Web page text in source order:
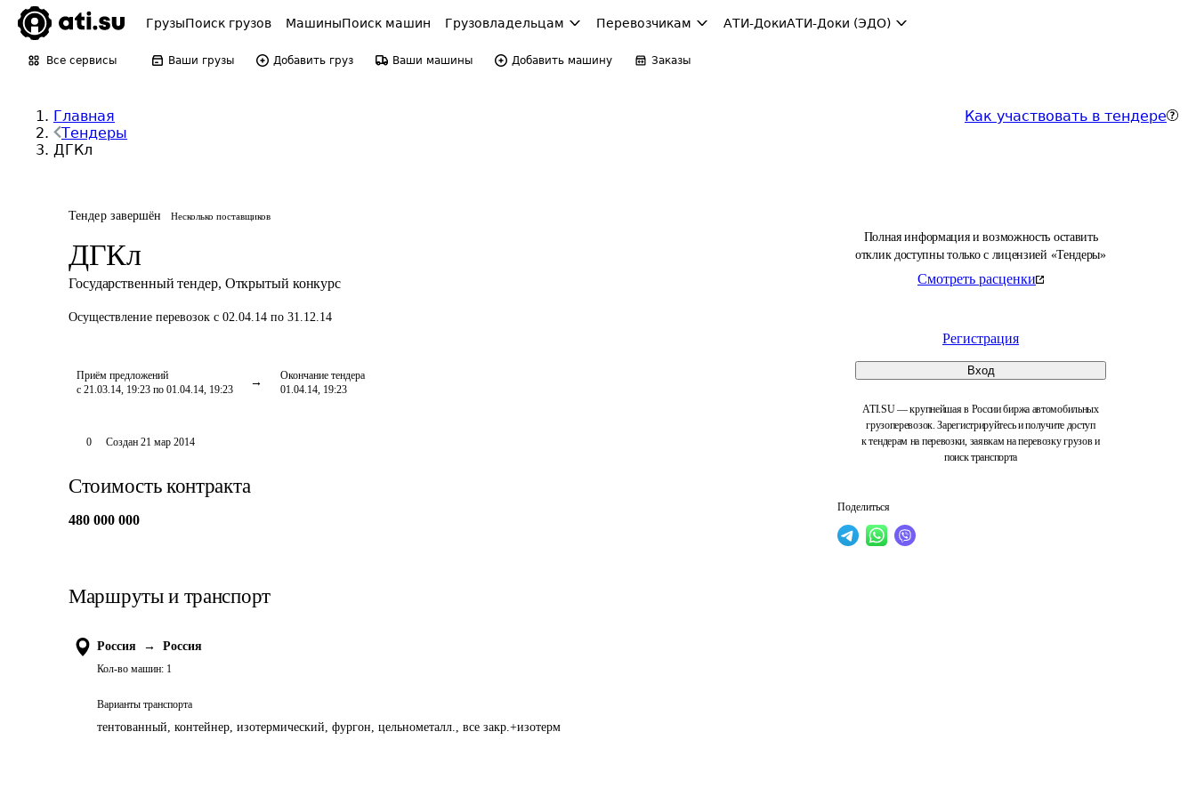
ГрузыПоиск грузов МашиныПоиск машин Грузовладельцам Перевозчикам АТИ-ДокиАТИ-Доки (ЭДО)
Все сервисы Ваши грузы Добавить груз Ваши машины Добавить машину Заказы
Главная
Тендеры
ДГКл
Как участвовать в тендере
Тендер завершён Несколько поставщиков
ДГКл
Государственный тендер, Открытый конкурс
Осуществление перевозок с 02.04.14 по 31.12.14
Приём предложений
с 21.03.14, 19:23 по 01.04.14, 19:23
Окончание тендера
01.04.14, 19:23
Полная информация и возможность оставить
отклик доступны только с лицензией «Тендеры»
Смотреть расценки
Регистрация
Вход
ATI.SU — крупнейшая в России биржа автомобильных
грузоперевозок. Зарегистрируйтесь и получите доступ
к тендерам на перевозки, заявкам на перевозку грузов и
поиск транспорта
Поделиться
0 Создан 21 мар 2014
Стоимость контракта
480 000 000
Маршруты и транспорт
Россия → Россия
Кол-во машин: 1
Варианты транспорта
тентованный, контейнер, изотермический, фургон, цельнометалл., все закр.+изотерм